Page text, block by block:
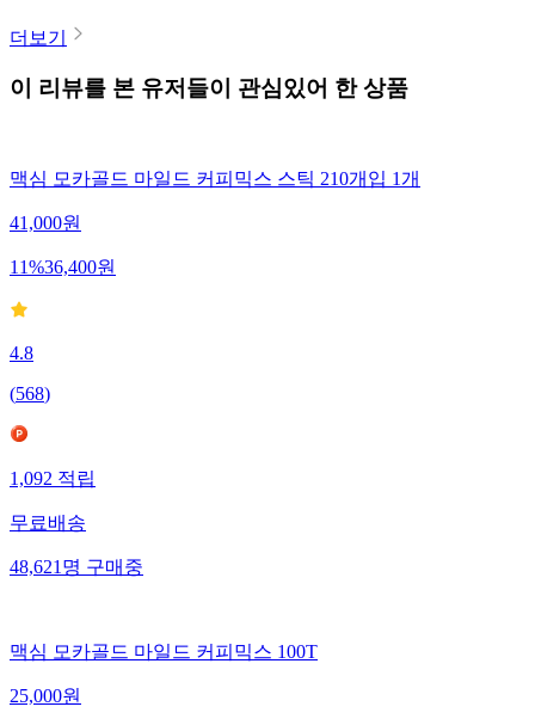
더보기
이 리뷰를 본 유저들이 관심있어 한 상품
맥심 모카골드 마일드 커피믹스 스틱 210개입 1개
41,000원
11%36,400원
4.8
(568)
1,092 적립
무료배송
48,621 명 구매중
맥심 모카골드 마일드 커피믹스 100T
25,000원